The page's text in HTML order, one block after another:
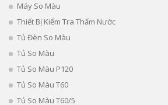
Máy So Màu
Thiết Bị Kiểm Tra Thấm Nước
Tủ Đèn So Màu
Tủ So Màu
Tủ So Màu P120
Tủ So Màu T60
Tủ So Màu T60/5